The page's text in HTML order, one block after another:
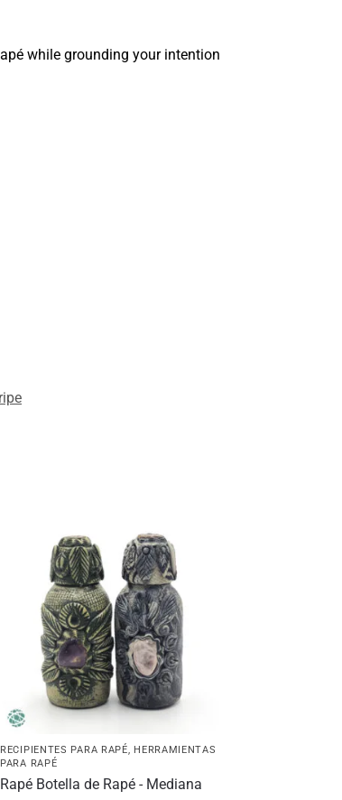
while grounding your intention
RECIPIENTES PARA RAPÉ, HERRAMIENTAS
PARA RAPÉ
Rapé Botella de Rapé - Mediana